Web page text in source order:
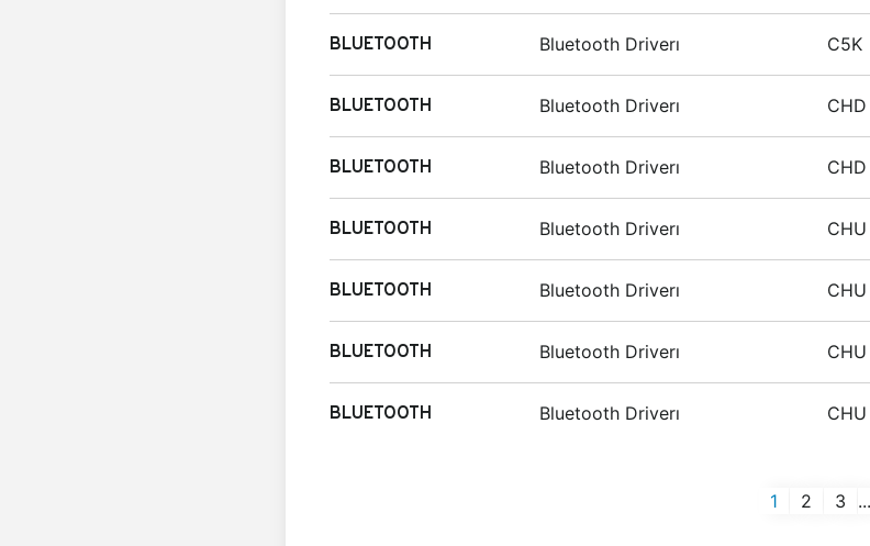
BLUETOOTH Bluetooth Driverı C5K
BLUETOOTH Bluetooth Driverı CHD
BLUETOOTH Bluetooth Driverı CHD
BLUETOOTH Bluetooth Driverı CHU
BLUETOOTH Bluetooth Driverı CHU
BLUETOOTH Bluetooth Driverı CHU
BLUETOOTH Bluetooth Driverı CHU
1 2 3 ...